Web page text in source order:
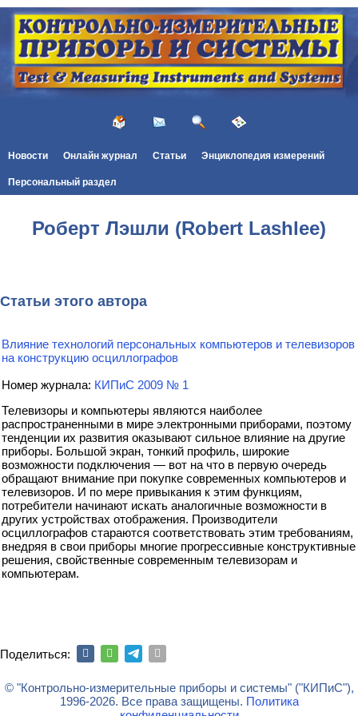
Новости Онлайн журнал Статьи Энциклопедия измерений
Персональный раздел
Роберт Лэшли (Robert Lashlee)
Статьи этого автора
Влияние технологий персональных компьютеров и телевизоров
на конструкцию осциллографов
Номер журнала: КИПиС 2009 № 1
Телевизоры и компьютеры являются наиболее
распространенными в мире электронными приборами, поэтому
тенденции их развития оказывают сильное влияние на другие
приборы. Большой экран, тонкий профиль, широкие
возможности подключения — вот на что в первую очередь
обращают внимание при покупке современных компьютеров и
телевизоров. И по мере привыкания к этим функциям,
потребители начинают искать аналогичные возможности в
других устройствах отображения. Производители
осциллографов стараются соответствовать этим требованиям,
внедряя в свои приборы многие прогрессивные конструктивные
решения, свойственные современным телевизорам и
компьютерам.
Поделиться:
© "Контрольно-измерительные приборы и системы" ("КИПиС"),
1996-2026. Все права защищены. Политика